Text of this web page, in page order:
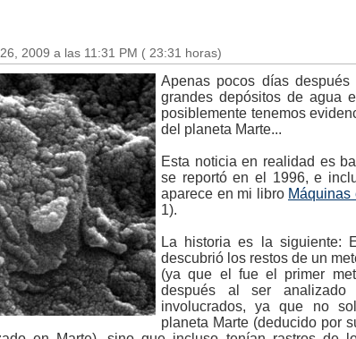
2009 a las 11:31 PM ( 23:31 horas)
Apenas pocos días después
grandes depósitos de agua
posiblemente tenemos
del planeta Marte...
Esta noticia en realidad es
se reportó en el 1996, e
aparece en mi libro Máquinas
1).
La historia es la siguiente:
descubrió los restos de un
(ya que el fue el primer
después al ser
involucrados, ya que no
planeta Marte (deducido por